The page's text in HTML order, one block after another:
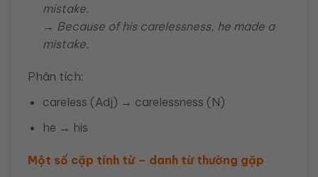
mistake.
→ Because of his carelessness, he made a
mistake.
Phân tích:
careless (Adj) → carelessness (N)
he → his
Một số cặp tính từ – danh từ thường gặp